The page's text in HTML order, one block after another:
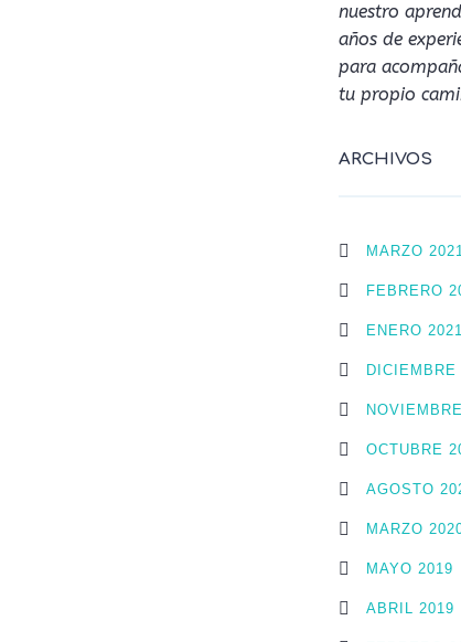
nuestro
años de
para
tu propio
ARCHIVOS
MARZO
FEBRERO
ENERO 2021
DICIEMBRE
OCTUBRE
AGOSTO
MARZO
MAYO 2019
ABRIL 2019